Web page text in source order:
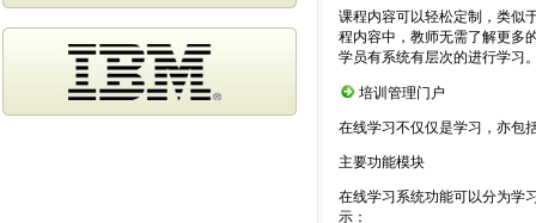
课程内容可以轻松定制，类似
程内容中，教师无需了解更多
学员有系统有层次的进行学习
培训管理门户
在线学习不仅仅是学习，亦包
主要功能模块
在线学习系统功能可以分为学
示：